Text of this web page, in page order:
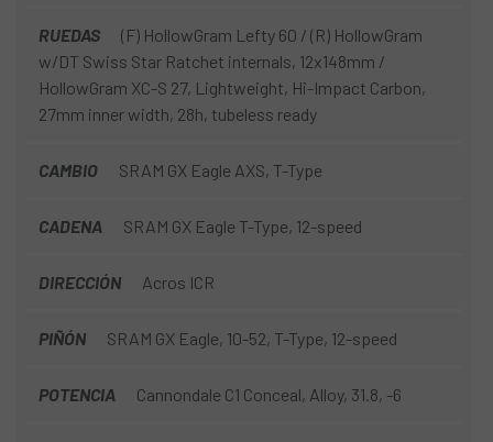
RUEDAS
(F) HollowGram Lefty 60 / (R) HollowGram
w/DT Swiss Star Ratchet internals, 12x148mm /
HollowGram XC-S 27, Lightweight, Hi-Impact Carbon,
27mm inner width, 28h, tubeless ready
CAMBIO SRAM GX Eagle AXS, T-Type
CADENA SRAM GX Eagle T-Type, 12-speed
DIRECCIÓN Acros ICR
PIÑÓN SRAM GX Eagle, 10-52, T-Type, 12-speed
POTENCIA Cannondale C1 Conceal, Alloy, 31.8, -6